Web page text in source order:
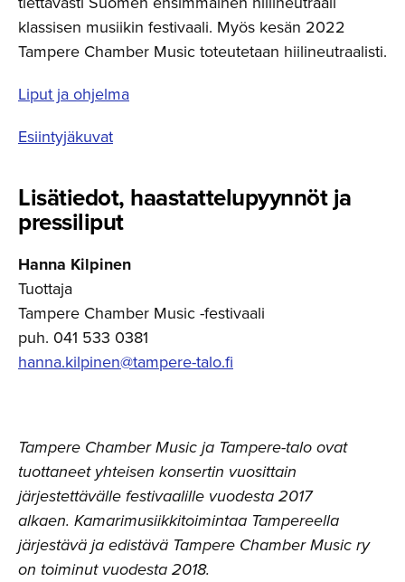
klassisen musiikin festivaali. Myös kesän 2022
Tampere Chamber Music toteutetaan hiilineutraalisti.
Liput ja ohjelma
Esiintyjäkuvat
Lisätiedot, haastatte­lu­pyynnöt ja
pressiliput
Hanna Kilpinen
Tuottaja
Tampere Chamber Music -festivaali
puh. 041 533 0381
hanna.kilpinen@tampere-talo.fi
Tampere Chamber Music ja Tampere-talo ovat
tuottaneet yhteisen konsertin vuosittain
järjestettävälle festivaalille vuodesta 2017
alkaen. Kamarimusiikkitoimintaa Tampereella
järjestävä ja edistävä Tampere Chamber Music ry
on toiminut vuodesta 2018.